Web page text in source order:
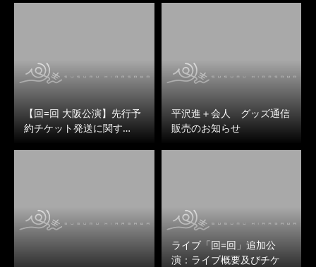
【回=回 大阪公演】先行予
約チケット発送に関す…
平沢進＋会人 グッズ通信
販売のお知らせ
ライブ「回=回」追加公
演：ライブ概要及びチケ